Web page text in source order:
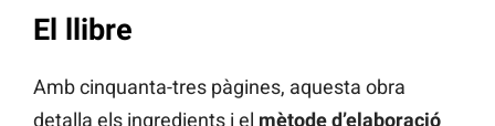
El llibre
Amb cinquanta-tres pàgines, aquesta obra
detalla els ingredients i el mètode d’elaboració